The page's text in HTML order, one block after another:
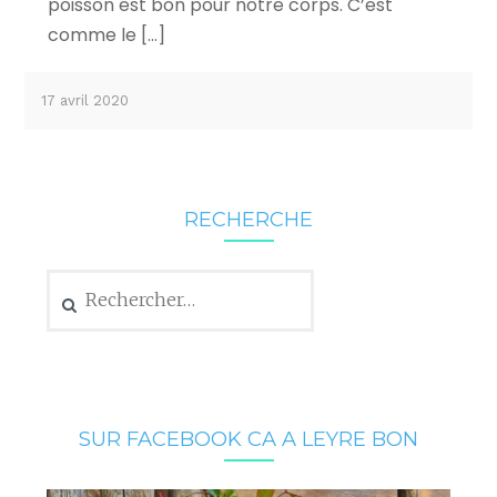
poisson est bon pour notre corps. C’est
comme le […]
17 avril 2020
RECHERCHE
SUR FACEBOOK CA A LEYRE BON